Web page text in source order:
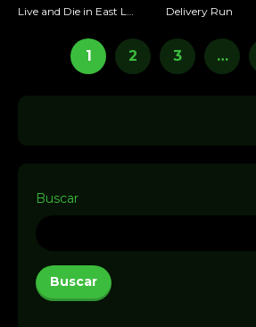
Live and Die in East L.A. Delivery Run
1 2 3 …
Buscar
Buscar